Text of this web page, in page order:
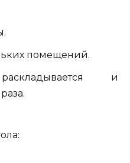
помещений.
и